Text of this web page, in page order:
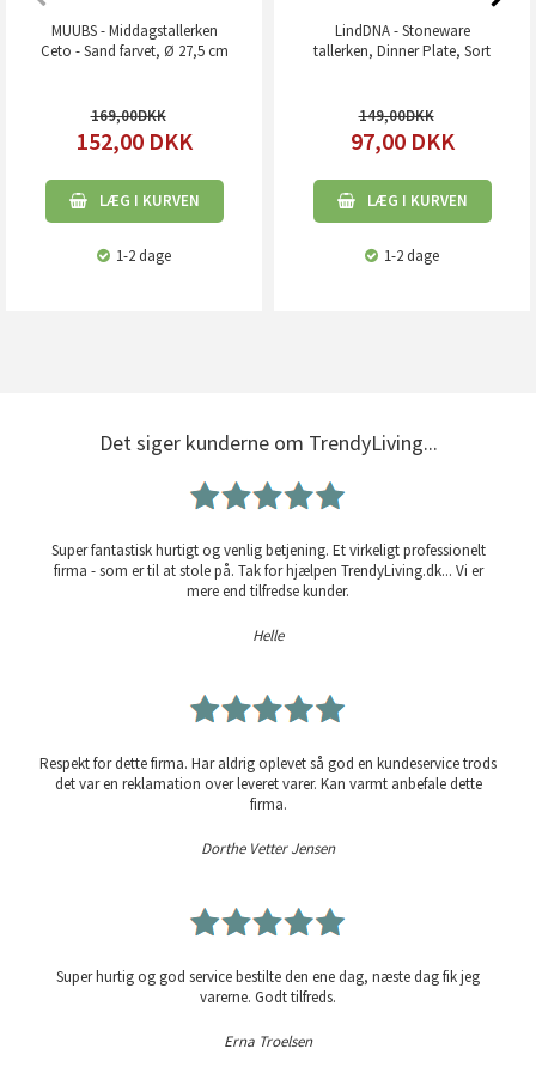
MUUBS - Middagstallerken
Ceto - Sand farvet, Ø 27,5 cm
169,00
152,00 DKK
LÆG I KURVEN
1-2 dage
LindDNA - Stoneware
tallerken, Dinner Plate, Sort
149,00
97,00 DKK
LÆG I KURVEN
1-2 dage
Det siger kunderne om TrendyLiving...
Super fantastisk hurtigt og venlig betjening. Et virkeligt professionelt
firma - som er til at stole på. Tak for hjælpen TrendyLiving.dk... Vi er
mere end tilfredse kunder.
Helle
Respekt for dette firma. Har aldrig oplevet så god en kundeservice trods
det var en reklamation over leveret varer. Kan varmt anbefale dette
firma.
Dorthe Vetter Jensen
Super hurtig og god service bestilte den ene dag, næste dag fik jeg
varerne. Godt tilfreds.
Erna Troelsen